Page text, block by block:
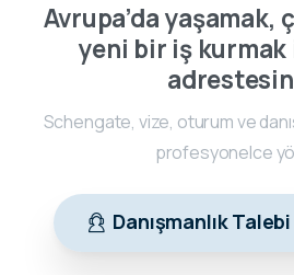
Avrupa’da yaşamak,
yeni bir iş
Schengate, vize, oturum ve
profesyonelce
Danışmanlık